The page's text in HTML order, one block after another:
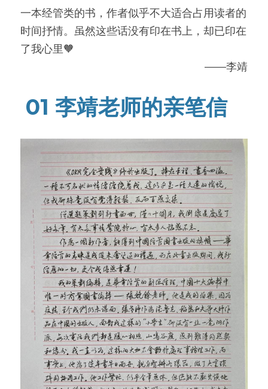
OKR工作坊/定制培训
OKR教练认证/训战
专业书籍
在线课程
搜索
现在预约
一本经管类的书，作者似乎不大适合占用读者的
时间抒情。虽然这些话没有印在书上，却已印在
了我心里🧡
——李靖
01 李靖老师的亲笔信